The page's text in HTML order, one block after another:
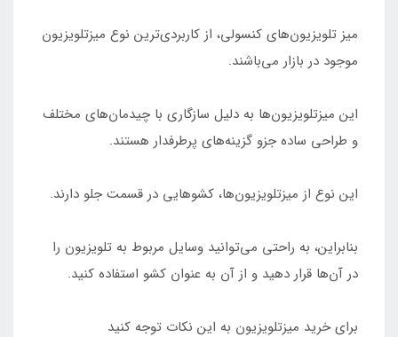
میز تلویزیون‌های کنسولی، از کاربردی‌ترین نوع میزتلویزیون
موجود در بازار می‌باشند.
این میزتلویزیون‌ها به دلیل سازگاری با چیدمان‌های مختلف
و طراحی ساده جزو گزینه‌های پرطرفدار هستند.
این نوع از میزتلویزیون‌ها، کشوهایی در قسمت جلو دارند.
بنابراین، به راحتی می‌توانید وسایل مربوط به تلویزیون را
در آن‌ها قرار دهید و از آن به عنوان کشو استفاده کنید.
برای خرید میزتلویزیون به این نکات توجه کنید